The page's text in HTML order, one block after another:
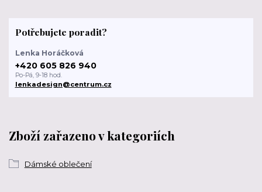
Zboží zařazeno v kategoriích
Dámské oblečení
Potřebujete poradit?
Lenka Horáčková
+420 605 826 940
Po-Pá, 9-18 hod.
lenkadesign@centrum.cz